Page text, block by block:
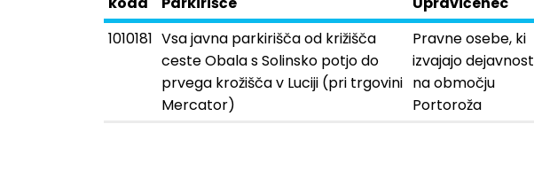
1010181 Vsa javna parkirišča od križišča
ceste Obala s Solinsko potjo do
prvega krožišča v Luciji (pri trgovini
Mercator)
Pravne osebe, ki
izvajajo dejavnost
na območju
Portoroža